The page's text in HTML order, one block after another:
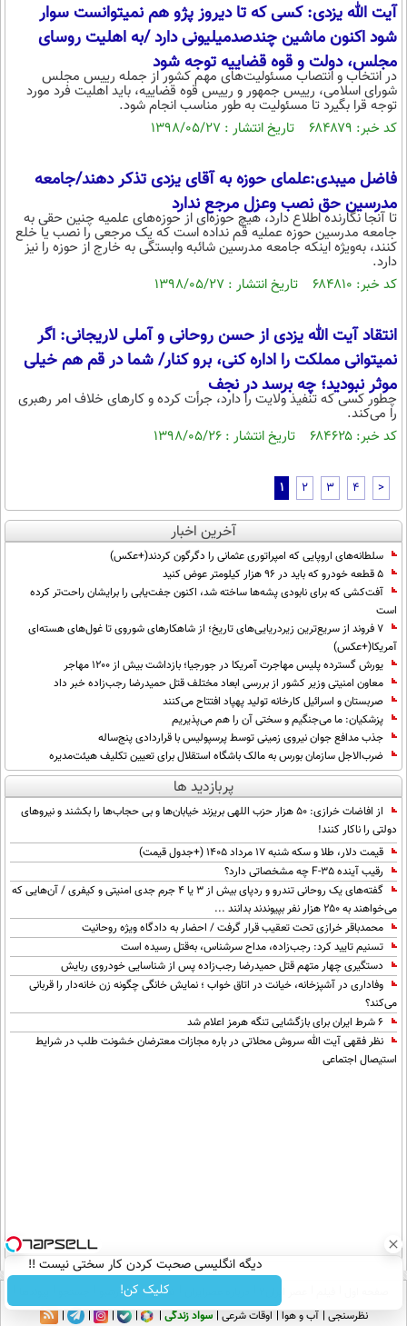
آیت الله یزدی: کسی که تا دیروز پژو هم نمیتوانست سوار
شود اکنون ماشین چندصدمیلیونی دارد /به اهلیت روسای
مجلس، دولت و قوه قضاییه توجه شود
در انتخاب و انتصاب مسئولیت‌های مهم کشور از جمله رییس مجلس
شورای اسلامی، رییس جمهور و رییس قوه قضاییه، باید اهلیت فرد مورد
توجه قرا بگیرد تا مسئولیت به طور مناسب انجام شود.
کد خبر: ۶۸۴۸۷۹ تاریخ انتشار : ۱۳۹۸/۰۵/۲۷
فاضل میبدی:علمای حوزه به آقای یزدی تذکر دهند/جامعه
مدرسین حق نصب وعزل مرجع ندارد
تا آنجا نگارنده اطلاع دارد، هیچ حوزه‌ای از حوزه‌های علمیه چنین حقی به
جامعه مدرسین حوزه عملیه قم نداده است که یک مرجعی را نصب یا خلع
کنند، به‌ویژه اینکه جامعه مدرسین شائبه وابستگی به خارج از حوزه را نیز
دارد.
کد خبر: ۶۸۴۸۱۰ تاریخ انتشار : ۱۳۹۸/۰۵/۲۷
انتقاد آیت الله یزدی از حسن روحانی و آملی لاریجانی: اگر
نمیتوانی مملکت را اداره کنی، برو کنار/ شما در قم هم خیلی
موثر نبودید؛ چه برسد در نجف
چطور کسی که تنفیذ ولایت را دارد، جرأت کرده و کارهای خلاف امر رهبری
را می‌کند.
کد خبر: ۶۸۴۶۲۵ تاریخ انتشار : ۱۳۹۸/۰۵/۲۶
1 2 3 4 >
آخرین اخبار
سلطانه‌های اروپایی که امپراتوری عثمانی را دگرگون کردند(+عکس)
۵ قطعه خودرو که باید در ۹۶ هزار کیلومتر عوض کنید
آفت‌کشی که برای نابودی پشه‌ها ساخته شد، اکنون جفت‌یابی را برایشان راحت‌تر کرده
است
۷ فروند از سریع‌ترین زیردریایی‌های تاریخ؛ از شاهکارهای شوروی تا غول‌های هسته‌ای
آمریکا(+عکس)
یورش گسترده پلیس مهاجرت آمریکا در جورجیا؛ بازداشت بیش از ۱۲۰۰ مهاجر
معاون امنیتی وزیر کشور از بررسی ابعاد مختلف قتل حمیدرضا رجب‌زاده خبر داد
صربستان و اسرائیل کارخانه تولید پهپاد افتتاح می‌کنند
پزشکیان: ما می‌جنگیم و سختی آن را هم می‌پذیریم
جذب مدافع جوان نیروی زمینی توسط پرسپولیس با قراردادی پنج‌ساله
ضرب‌الاجل سازمان بورس به مالک باشگاه استقلال برای تعیین تکلیف هیئت‌مدیره
پربازدید ها
از افاضات خرازی: ۵۰ هزار حزب اللهی بریزند خیابان‌ها و بی حجاب‌ها را بکشند و نیرو‌های
دولتی را ناکار کنند!
قیمت دلار، طلا و سکه شنبه ۱۷ مرداد ۱۴۰۵ (+جدول قیمت)
رقیب آینده F-35 چه مشخصاتی دارد؟
گفته‌های یک روحانی تندرو و ردپای بیش از ۳ یا ۴ جرم جدی امنیتی و کیفری / آن‌هایی که
می‌خواهند به ۲۵۰ هزار نفر بپیوندند بدانند ...
محمدباقر خرازی تحت تعقیب قرار گرفت / احضار به دادگاه ویژه روحانیت
تسنیم تایید کرد: رجب‌زاده، مداح سرشناس، به‌قتل رسیده است
دستگیری چهار متهم قتل حمیدرضا رجب‌زاده پس از شناسایی خودروی ربایش
وفاداری در آشپزخانه، خیانت در اتاق خواب ؛ نمایش خانگی چگونه زن خانه‌دار را قربانی
می‌کند؟
۶ شرط ایران برای بازگشایی تنگه هرمز اعلام شد
نظر فقهی آیت الله سروش محلاتی در باره مجازات معترضان خشونت طلب در شرایط
استیصال اجتماعی
دیگه انگلیسی صحبت کردن کار سختی نیست !!
کلیک کن!
تماس با ما آرشیو
نظرسنجی آب و هوا اوقات شرعی سواد زندگی